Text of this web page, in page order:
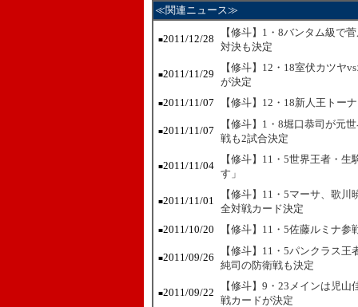
≪関連ニュース≫
■2011/12/28
【修斗】1・8バンタム級で
対決も決定
■2011/11/29
【修斗】12・18室伏カツヤ
が決定
■2011/11/07 【修斗】12・18新人王トー
■2011/11/07
【修斗】1・8堀口恭司が元
戦も2試合決定
■2011/11/04
【修斗】11・5世界王者・
す」
■2011/11/01
【修斗】11・5マーサ、歌
全対戦カード決定
■2011/10/20 【修斗】11・5佐藤ルミナ
■2011/09/26
【修斗】11・5パンクラス
純司の防衛戦も決定
■2011/09/22
【修斗】9・23メインは児
戦カードが決定